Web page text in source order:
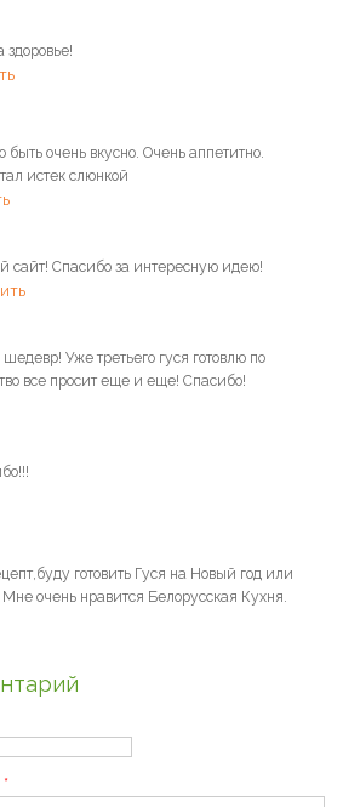
здоровье!
быть очень вкусно. Очень аппетитно.
истек слюнкой
сайт! Спасибо за интересную идею!
шедевр! Уже третьего гуся готовлю по
все просит еще и еще! Спасибо!
готовить Гуся на Новый год или
Мне очень нравится Белорусская Кухня.
*